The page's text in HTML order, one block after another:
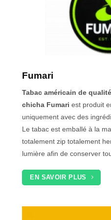
Fumari
Tabac américain de
chicha Fumari est produit
uniquement avec des
Le tabac est emballé à la
totalement zip totalement
lumière afin de conserver
EN SAVOIR PLUS